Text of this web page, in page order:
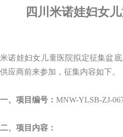
四川米诺娃妇女
米诺娃妇女儿童医院拟定征集盆
供应商前来参加，征集内容如下。
一、项目编号： MNW-YLSB-ZJ-
二、项目内容：